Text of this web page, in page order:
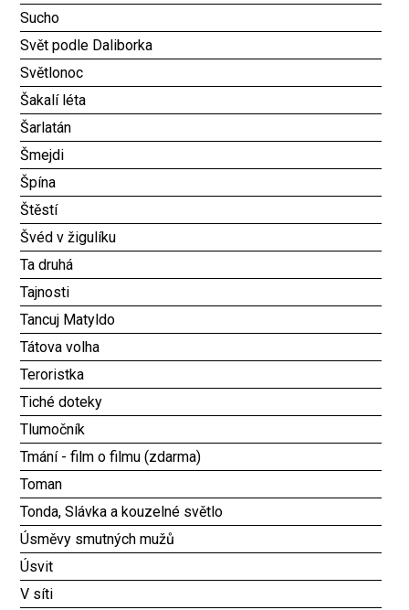
Sucho
Svět podle Daliborka
Světlonoc
Šakalí léta
Šarlatán
Šmejdi
Špína
Štěstí
Švéd v žigulíku
Ta druhá
Tajnosti
Tancuj Matyldo
Tátova volha
Teroristka
Tiché doteky
Tlumočník
Tmání - film o filmu (zdarma)
Toman
Tonda, Slávka a kouzelné světlo
Úsměvy smutných mužů
Úsvit
V síti